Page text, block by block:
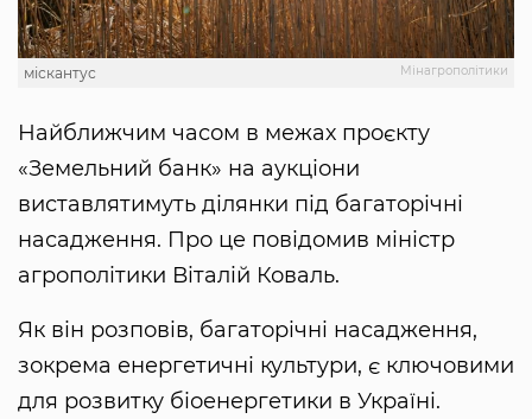
Мінагрополітики
міскантус
Найближчим часом в межах проєкту
«Земельний банк» на аукціони
виставлятимуть ділянки під багаторічні
насадження. Про це повідомив міністр
агрополітики Віталій Коваль.
Як він розповів, багаторічні насадження,
зокрема енергетичні культури, є ключовими
для розвитку біоенергетики в Україні.